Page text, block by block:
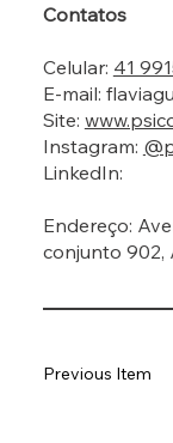
Contatos
Celular: 41
E-mail:
Site:
Instagram:
LinkedIn:
Endereço:
conjunto 902,
Previous Item